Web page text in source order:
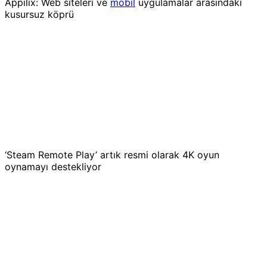
Appilix: Web siteleri ve mobil uygulamalar arasındaki
kusursuz köprü
‘Steam Remote Play’ artık resmi olarak 4K oyun
oynamayı destekliyor